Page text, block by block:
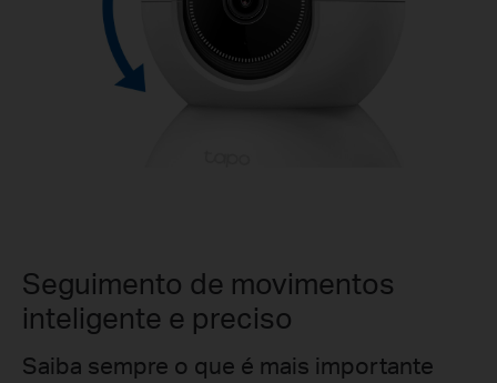
Seguimento de movimentos
inteligente e preciso
Saiba sempre o que é mais importante